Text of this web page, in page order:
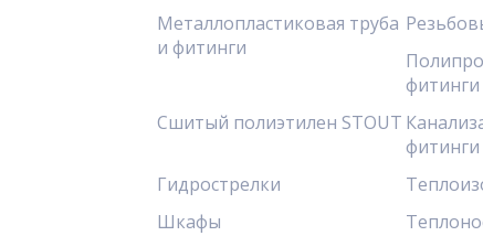
Металлопластиковая труба
и фитинги
фитинги
Сшитый полиэтилен STOUT
фитинги
Гидрострелки
Шкафы